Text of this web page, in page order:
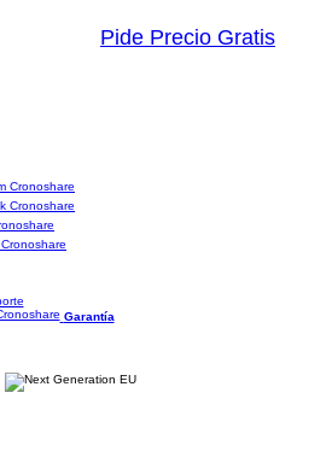
Pide Precio Gratis
Garantía